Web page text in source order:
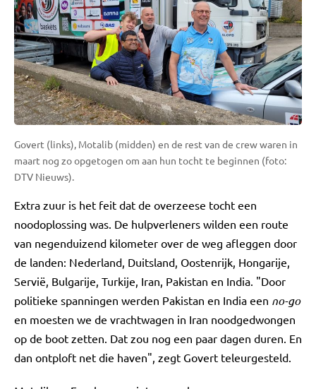
Govert (links), Motalib (midden) en de rest van de crew waren in
maart nog zo opgetogen om aan hun tocht te beginnen (foto:
DTV Nieuws).
Extra zuur is het feit dat de overzeese tocht een
noodoplossing was. De hulpverleners wilden een route
van negenduizend kilometer over de weg afleggen door
de landen: Nederland, Duitsland, Oostenrijk, Hongarije,
Servië, Bulgarije, Turkije, Iran, Pakistan en India. "Door
politieke spanningen werden Pakistan en India een no-go
en moesten we de vrachtwagen in Iran noodgedwongen
op de boot zetten. Dat zou nog een paar dagen duren. En
dan ontploft net die haven", zegt Govert teleurgesteld.